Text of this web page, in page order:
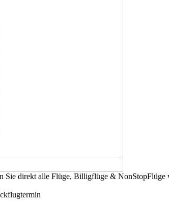
Sie direkt alle Flüge, Billigflüge & NonStopFlüge